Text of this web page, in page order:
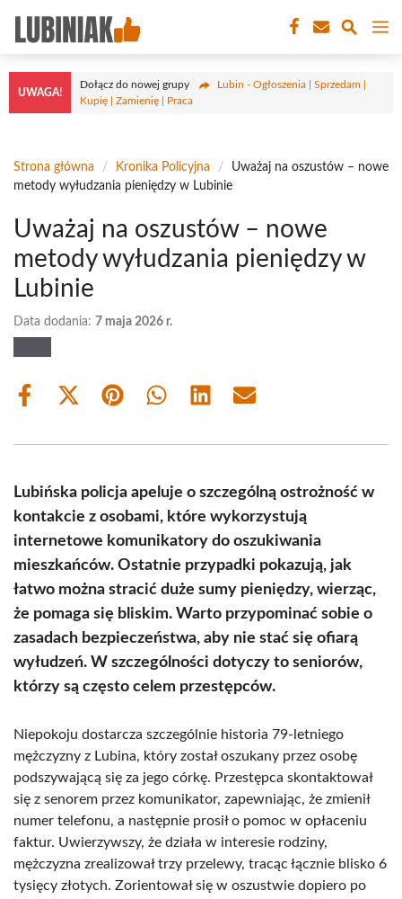
treści
UWAGA!
Dołącz do nowej grupy
Lubin - Ogłoszenia | Sprzedam |
Kupię | Zamienię | Praca
Strona główna / Kronika Policyjna /
Uważaj na oszustów – nowe
metody wyłudzania pieniędzy w Lubinie
Uważaj na oszustów – nowe
metody wyłudzania pieniędzy w
Lubinie
Data dodania: 7 maja 2026 r.
Share
Share
(Twitter)
Share Share Share Share
Lubińska policja apeluje o szczególną ostrożność w
kontakcie z osobami, które wykorzystują
internetowe komunikatory do oszukiwania
mieszkańców. Ostatnie przypadki pokazują, jak
łatwo można stracić duże sumy pieniędzy, wierząc,
że pomaga się bliskim. Warto przypominać sobie o
zasadach bezpieczeństwa, aby nie stać się ofiarą
wyłudzeń. W szczególności dotyczy to seniorów,
którzy są często celem przestępców.
Niepokoju dostarcza szczególnie historia 79-letniego
mężczyzny z Lubina, który został oszukany przez osobę
podszywającą się za jego córkę. Przestępca skontaktował
się z senorem przez komunikator, zapewniając, że zmienił
numer telefonu, a następnie prosił o pomoc w opłaceniu
faktur. Uwierzywszy, że działa w interesie rodziny,
mężczyzna zrealizował trzy przelewy, tracąc łącznie blisko 6
tysięcy złotych. Zorientował się w oszustwie dopiero po